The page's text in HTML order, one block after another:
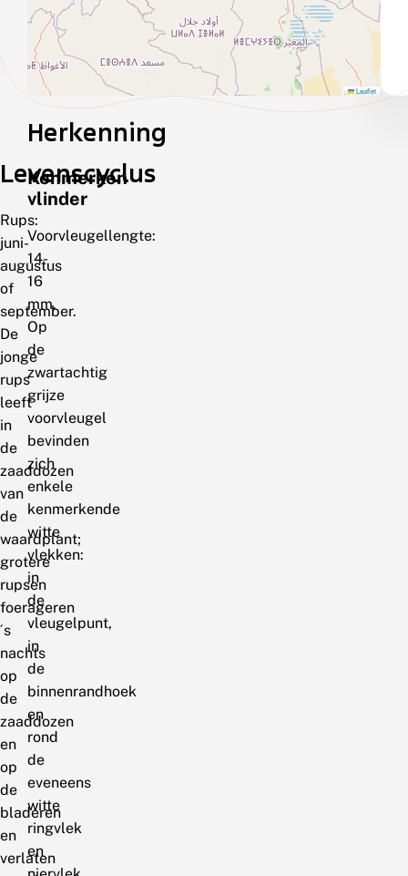
Leaflet
Levenscyclus
Rups:
juni-
augustus
of
september.
De
jonge
rups
leeft
in
de
zaaddozen
van
de
waardplant;
grotere
rupsen
foerageren
´s
nachts
op
de
zaaddozen
en
op
de
bladeren
en
verlaten
Herkenning
Kenmerken
vlinder
Voorvleugellengte:
14-
16
mm.
Op
de
zwartachtig
grijze
voorvleugel
bevinden
zich
enkele
kenmerkende
witte
vlekken:
in
de
vleugelpunt,
in
de
binnenrandhoek
en
rond
de
eveneens
witte
ringvlek
en